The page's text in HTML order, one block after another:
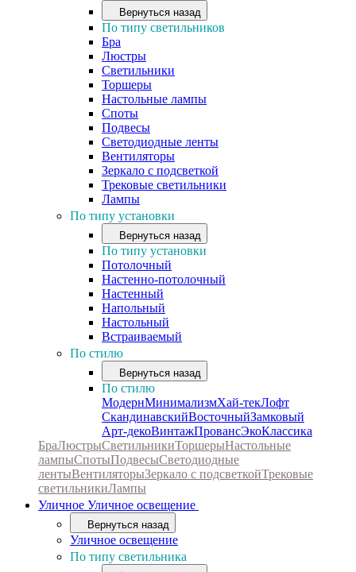
Вернуться назад
По типу светильников
Бра
Люстры
Светильники
Торшеры
Настольные лампы
Споты
Подвесы
Светодиодные ленты
Вентиляторы
Зеркало с подсветкой
Трековые светильники
Лампы
По типу установки
Вернуться назад
По типу установки
Потолочный
Настенно-потолочный
Настенный
Напольный
Настольный
Встраиваемый
По стилю
Вернуться назад
По стилю
МодернМинимализмХай-текЛофт
СкандинавскийВосточныйЗамковый
Арт-декоВинтажПровансЭкоКлассика
БраЛюстрыСветильникиТоршерыНастольные
лампыСпотыПодвесыСветодиодные
лентыВентиляторыЗеркало с подсветкойТрековые
светильникиЛампы
Уличное Уличное освещение
Вернуться назад
Уличное освещение
По типу светильника